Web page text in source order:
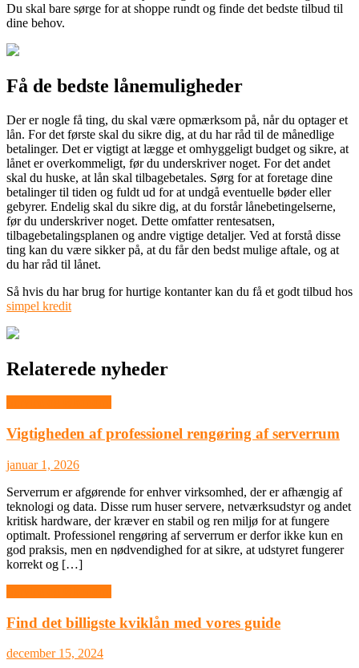
Du skal bare sørge for at shoppe rundt og finde det bedste tilbud til
dine behov.
Få de bedste lånemuligheder
Der er nogle få ting, du skal være opmærksom på, når du optager et
lån. For det første skal du sikre dig, at du har råd til de månedlige
betalinger. Det er vigtigt at lægge et omhyggeligt budget og sikre, at
lånet er overkommeligt, før du underskriver noget. For det andet
skal du huske, at lån skal tilbagebetales. Sørg for at foretage dine
betalinger til tiden og fuldt ud for at undgå eventuelle bøder eller
gebyrer. Endelig skal du sikre dig, at du forstår lånebetingelserne,
før du underskriver noget. Dette omfatter rentesatsen,
tilbagebetalingsplanen og andre vigtige detaljer. Ved at forstå disse
ting kan du være sikker på, at du får den bedst mulige aftale, og at
du har råd til lånet.
Så hvis du har brug for hurtige kontanter kan du få et godt tilbud hos
simpel kredit
Relaterede nyheder
Vigtigheden af professionel rengøring af serverrum
januar 1, 2026
Serverrum er afgørende for enhver virksomhed, der er afhængig af
teknologi og data. Disse rum huser servere, netværksudstyr og andet
kritisk hardware, der kræver en stabil og ren miljø for at fungere
optimalt. Professionel rengøring af serverrum er derfor ikke kun en
god praksis, men en nødvendighed for at sikre, at udstyret fungerer
korrekt og […]
Find det billigste kviklån med vores guide
december 15, 2024